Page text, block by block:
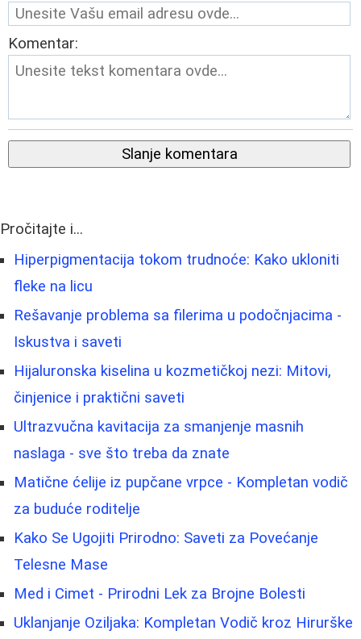
Komentar:
Slanje komentara
Pročitajte i...
Hiperpigmentacija tokom trudnoće: Kako ukloniti
fleke na licu
Rešavanje problema sa filerima u podočnjacima -
Iskustva i saveti
Hijaluronska kiselina u kozmetičkoj nezi: Mitovi,
činjenice i praktični saveti
Ultrazvučna kavitacija za smanjenje masnih
naslaga - sve što treba da znate
Matične ćelije iz pupčane vrpce - Kompletan vodič
za buduće roditelje
Kako Se Ugojiti Prirodno: Saveti za Povećanje
Telesne Mase
Med i Cimet - Prirodni Lek za Brojne Bolesti
Uklanjanje Oziljaka: Kompletan Vodič kroz Hirurške